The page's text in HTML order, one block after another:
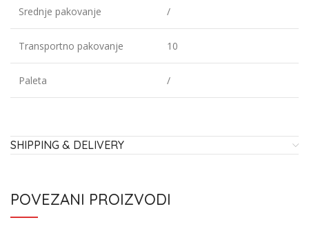
Srednje pakovanje /
Transportno pakovanje 10
Paleta /
SHIPPING & DELIVERY
POVEZANI PROIZVODI